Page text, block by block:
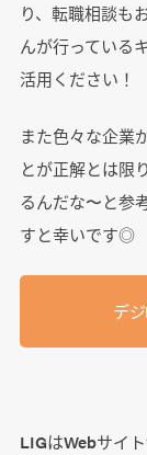
り、転職相談も
んが行っている
活用ください！
また色々な企業
とが正解とは限
るんだな〜と参
すと幸いです◎
デ
LIGはWebサイ